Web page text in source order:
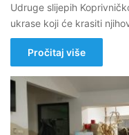
Udruge slijepih
ukrase koji će krasiti
Pročitaj više